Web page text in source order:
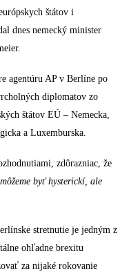
štátov i
dnes nemecký minister
agentúru AP v Berlíne po
diplomatov zo
štátov EÚ – Nemecka,
a Luxemburska.
zdôrazniac, že
byť hysterickí, ale
stretnutie je jedným z
ohľadne brexitu
za nijaké rokovanie